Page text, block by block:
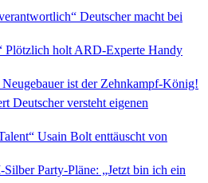
Deutscher macht bei
Plötzlich holt ARD-Experte Handy
Neugebauer ist der Zehnkampf-König!
Deutscher versteht eigenen
Usain Bolt enttäuscht von
SilberParty-Pläne: „Jetzt bin ich ein